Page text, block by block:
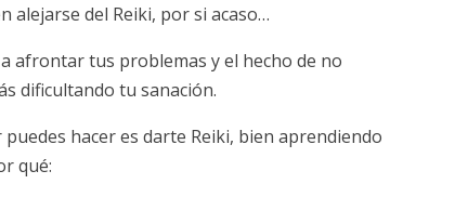
alejarse del Reiki, por si acaso…
afrontar tus problemas y el hecho de no
dificultando tu sanación.
hacer es darte Reiki, bien aprendiendo
qué: